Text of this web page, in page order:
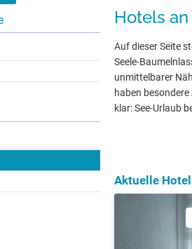
Hotels
Auf dieser Seite
Seele-
unmittelbarer
haben
klar: See-Urlaub
Aktuelle